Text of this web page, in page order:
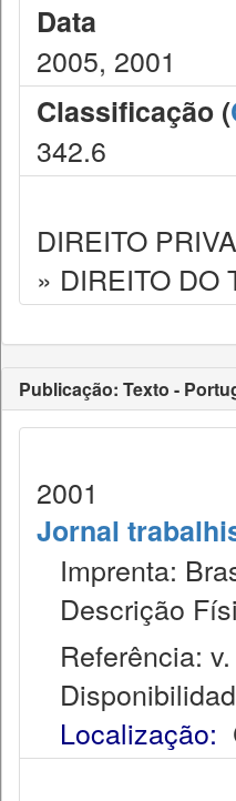
Data
2005, 2001
Classificação (
342.6
DIREITO
» DIREITO DO
Publicação: Texto -
2001
Jornal
Imprenta:
Descrição
Referência:
Localização: